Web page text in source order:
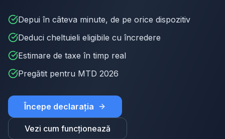
Depui în câteva minute, de pe orice dispozitiv
Deduci cheltuieli eligibile cu încredere
Estimare de taxe în timp real
Pregătit pentru MTD 2026
Începe declarația
Vezi cum funcționează